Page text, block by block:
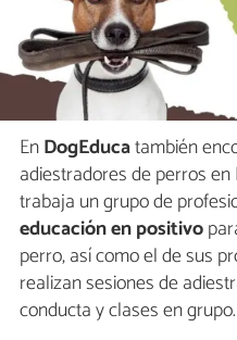
EnDogEducatambién
adiestradores de perros
trabaja un grupo de
educación en positivo
perro, así como el de sus
realizan sesiones de
conducta y clases en grupo.